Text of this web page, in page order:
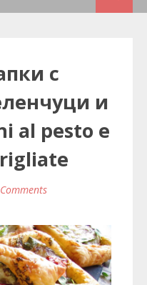
с
и
al pesto e